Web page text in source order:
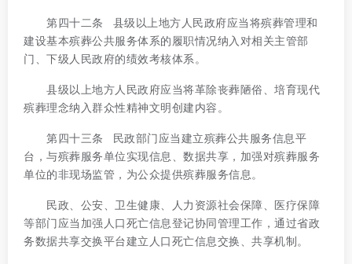
第四十二条 县级以上地方人民政府应当将殡葬管理和
建设基本殡葬公共服务体系的履职情况纳入对相关主管部
门、下级人民政府的绩效考核体系。
县级以上地方人民政府应当将革除丧葬陋俗、培育现代
殡葬理念纳入群众性精神文明创建内容。
第四十三条 民政部门应当建立殡葬公共服务信息平
台，与殡葬服务单位实现信息、数据共享，加强对殡葬服务
单位的非现场监管，为公众提供殡葬服务信息。
民政、公安、卫生健康、人力资源社会保障、医疗保障
等部门应当加强人口死亡信息登记协同管理工作，通过省政
务数据共享交换平台建立人口死亡信息交换、共享机制。